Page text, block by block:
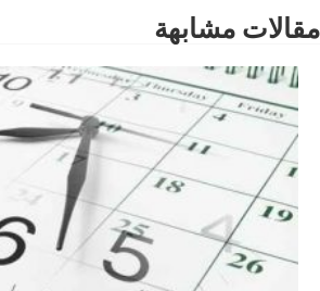
مقالات مشابهة